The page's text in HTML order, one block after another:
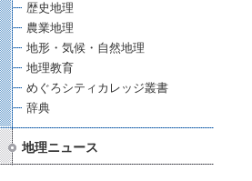
歴史地理
農業地理
地形・気候・自然地理
地理教育
めぐろシティカレッジ叢書
辞典
地理ニュース